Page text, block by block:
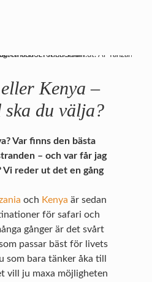
Kenya –
du välja?
Var finns den bästa
– och var får jag
Vi reder ut det en gång
och Kenya är sedan
för safari och
gånger är det svårt
passar bäst för livets
som bara tänker åka till
vill ju maxa möjligheten